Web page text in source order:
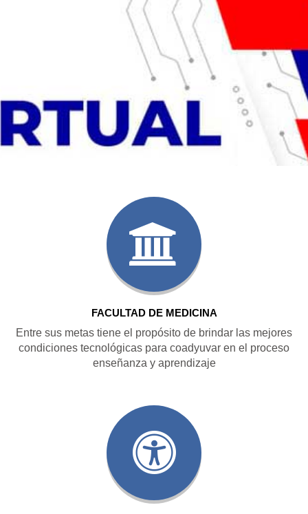
FACULTAD DE MEDICINA
Entre sus metas tiene el propósito de brindar las mejores
condiciones tecnológicas para coadyuvar en el proceso
enseñanza y aprendizaje